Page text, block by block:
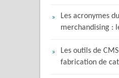
Les acronymes
merchandising :
Les outils de
fabrication de